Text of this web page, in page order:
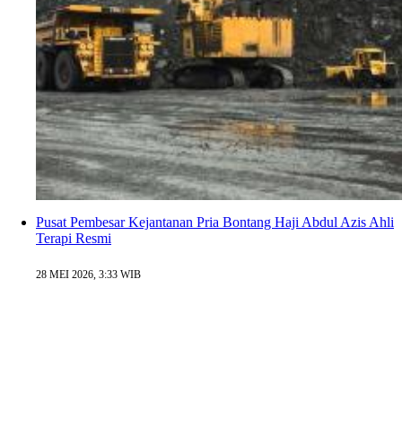
Pusat Pembesar Kejantanan Pria Bontang Haji Abdul Azis Ahli
Terapi Resmi
28 MEI 2026, 3:33 WIB